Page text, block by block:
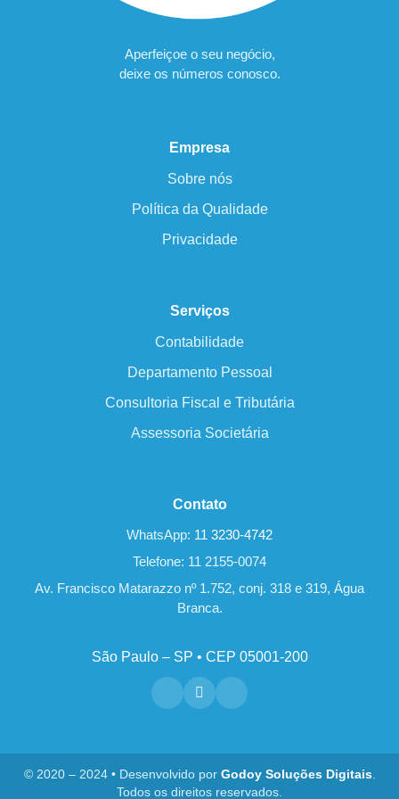
Aperfeiçoe o seu negócio,
deixe os números conosco.
Empresa
Sobre nós
Política da Qualidade
Privacidade
Serviços
Contabilidade
Departamento Pessoal
Consultoria Fiscal e Tributária
Assessoria Societária
Contato
WhatsApp: 11 3230-4742
Telefone: 11 2155-0074
Av. Francisco Matarazzo nº 1.752, conj. 318 e 319, Água
Branca.
São Paulo – SP • CEP 05001-200
© 2020 – 2024 • Desenvolvido por Godoy Soluções Digitais.
Todos os direitos reservados.